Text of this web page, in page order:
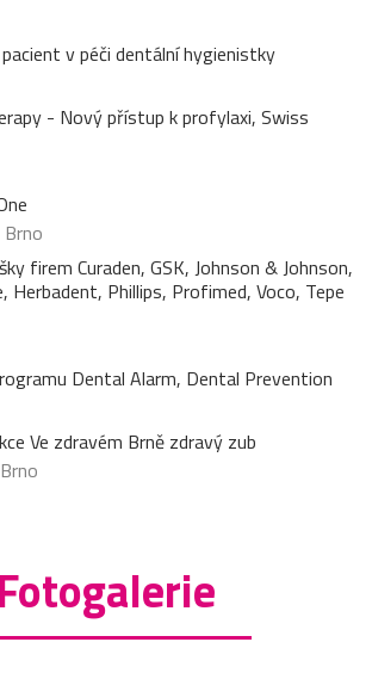
v péči dentální hygienistky
- Nový přístup k profylaxi, Swiss
firem Curaden, GSK, Johnson & Johnson,
Herbadent, Phillips, Profimed, Voco, Tepe
Dental Alarm, Dental Prevention
Ve zdravém Brně zdravý zub
Brno
Fotogalerie